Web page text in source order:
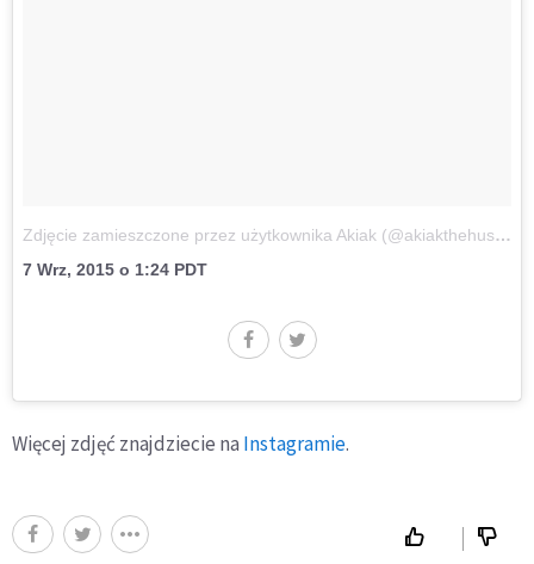
Zdjęcie zamieszczone przez użytkownika Akiak (@akiakthehusky)
7 Wrz, 2015 o 1:24 PDT
Więcej zdjęć znajdziecie na Instagramie.